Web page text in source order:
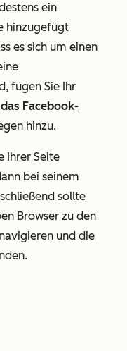
ein
hinzugefügt
es sich um einen
fügen Sie Ihr
das Facebook-
hinzu.
Ihrer Seite
bei seinem
sollte
Browser zu den
navigieren und die